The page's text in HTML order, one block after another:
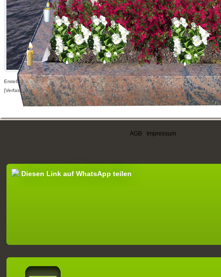
Erstellt am 03.03.2009,
[Verfasser nur für angemeldete Benutzer sichtbar]
AGB Impressum
Diesen Link auf WhatsApp teilen